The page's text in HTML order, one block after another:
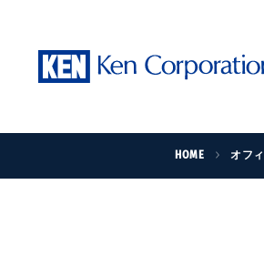
HOME オフ